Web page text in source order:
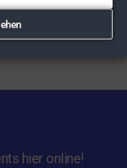
hier online!